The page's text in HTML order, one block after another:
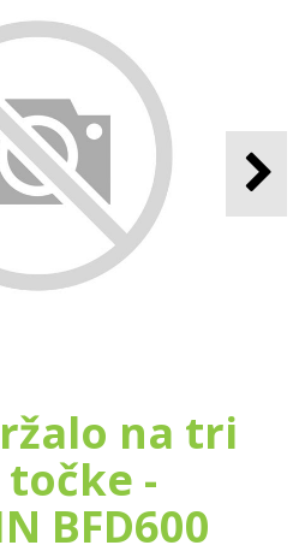
na tri
-
BFD600